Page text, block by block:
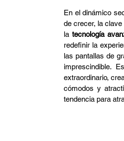
En el dinámico
de crecer, la
la tecnología
redefinir la
las pantallas de
imprescindible.
extraordinario,
cómodos y
tendencia para